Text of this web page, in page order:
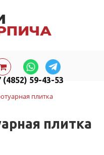
(4852) 59-43-53
плитка
плитка